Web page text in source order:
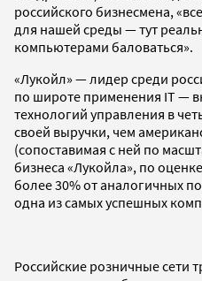
российского бизнесмена,
для нашей среды — тут
компьютерами баловаться».
«Лукойл» — лидер среди
по широте применения IT —
технологий управления в
своей выручки, чем
(сопоставимая с ней по
бизнеса «Лукойла», по
более 30% от аналогичных
одна из самых успешных
Российские розничные сети